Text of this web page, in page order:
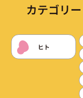
カテゴリー
ヒト